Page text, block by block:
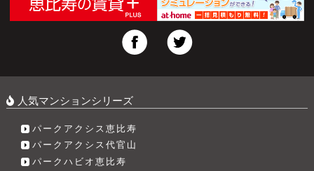
人気マンションシリーズ
パークアクシス恵比寿
パークアクシス代官山
パークハビオ恵比寿